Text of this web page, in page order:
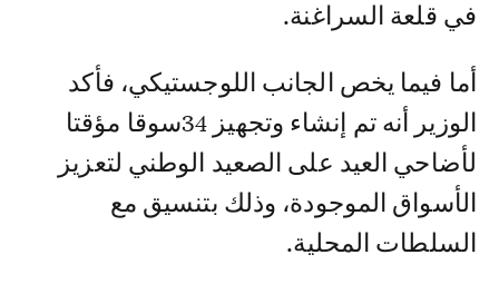
في قلعة السراغنة.
أما فيما يخص الجانب اللوجستيكي، فأكد
الوزير أنه تم إنشاء وتجهيز 34سوقا مؤقتا
لأضاحي العيد على الصعيد الوطني لتعزيز
الأسواق الموجودة، وذلك بتنسيق مع
السلطات المحلية.